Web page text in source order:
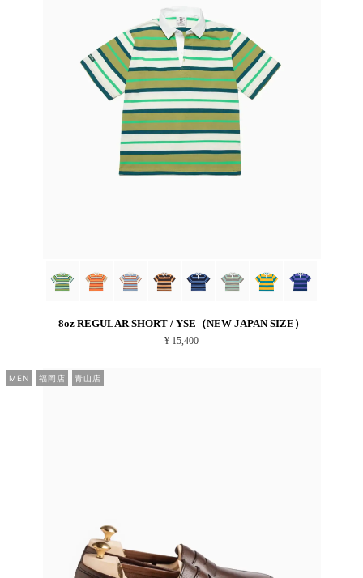
8oz REGULAR SHORT / YSE（NEW JAPAN SIZE）
¥ 15,400
MEN 福岡店 青山店